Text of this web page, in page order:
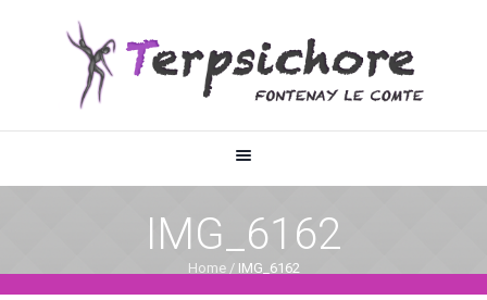
IMG_6162
Home / IMG_6162